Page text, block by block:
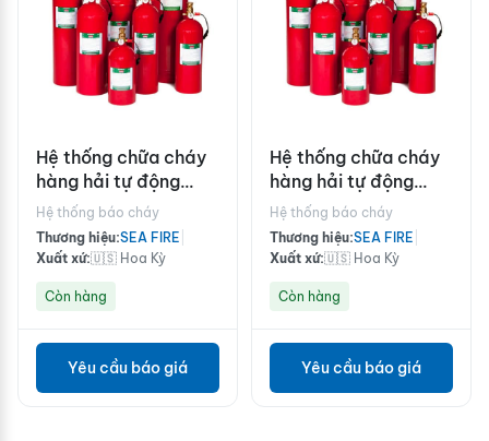
Hệ thống chữa cháy
hàng hải tự động
Sea-Fire NFG 50 A
Hệ thống báo cháy
Thương hiệu:SEA FIRE
Xuất xứ:🇺🇸 Hoa Kỳ
Còn hàng
Yêu cầu báo giá
Hệ thống chữa cháy
hàng hải tự động
Sea-Fire NFG 75
M/A
Hệ thống báo cháy
Thương hiệu:SEA FIRE
Xuất xứ:🇺🇸 Hoa Kỳ
Còn hàng
Yêu cầu báo giá